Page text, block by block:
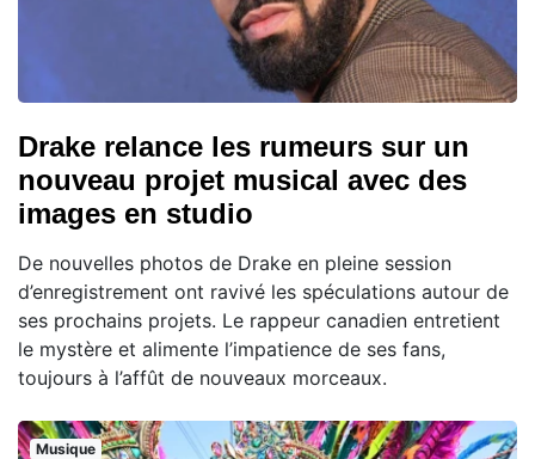
Drake relance les rumeurs sur un
nouveau projet musical avec des
images en studio
De nouvelles photos de Drake en pleine session
d’enregistrement ont ravivé les spéculations autour de
ses prochains projets. Le rappeur canadien entretient
le mystère et alimente l’impatience de ses fans,
toujours à l’affût de nouveaux morceaux.
Musique